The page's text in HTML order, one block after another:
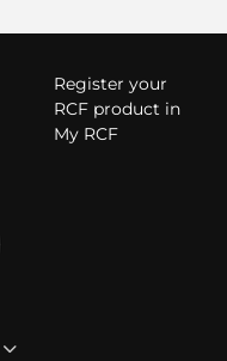
Register your
RCF product in
My RCF